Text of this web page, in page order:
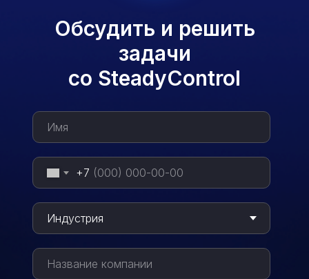
+7
Обсудить и решить
задачи
со SteadyControl